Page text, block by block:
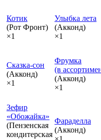
Котик
(Рот Фронт)
×1
Улыбка лета
(Акконд)
×1
Сказка‑сон
(Акконд)
×1
Фрумка
(в
(Акконд)
×1
Зефир
«Обожайка»
(Пензенская
кондитерская
Фараделла
(Акконд)